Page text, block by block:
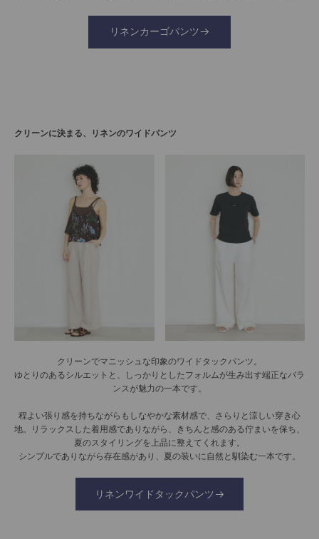
リネンカーゴパンツ
クリーンに決まる、リネンのワイドパンツ
クリーンでマニッシュな印象のワイドタックパンツ。
ゆとりのあるシルエットと、しっかりとしたフォルムが生み出す端正なバラ
ンスが魅力の一本です。
程よい張り感を持ちながらもしなやかな素材感で、さらりと涼しい穿き心
地。リラックスした着用感でありながら、きちんと感のある佇まいを保ち、
夏のスタイリングを上品に整えてくれます。
シンプルでありながら存在感があり、夏の装いに自然と馴染む一本です。
リネンワイドタックパンツ